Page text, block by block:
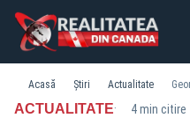
Acasă Știri Actualitate
ACTUALITATE· 4 min citire